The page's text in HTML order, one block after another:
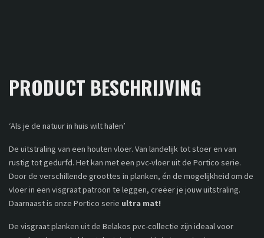
PRODUCT BESCHRIJVING
‘Als je de natuur in huis wilt halen’
De uitstraling van een houten vloer. Van landelijk tot stoer en van
rustig tot gedurfd. Het kan met een pvc-vloer uit de Portico serie.
Door de verschillende groottes in planken, én de mogelijkheid om de
vloer in een visgraat patroon te leggen, creëer je jouw uitstraling.
Daarnaast is onze Portico serie ultra mat!
De visgraat planken uit de Belakos pvc-collectie zijn ideaal voor